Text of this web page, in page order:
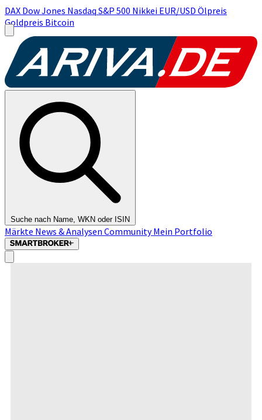
DAX Dow Jones Nasdaq S&P 500 Nikkei EUR/USD Ölpreis
Goldpreis Bitcoin
Suche nach Name, WKN oder ISIN
Märkte News & Analysen CommunityMein Portfolio